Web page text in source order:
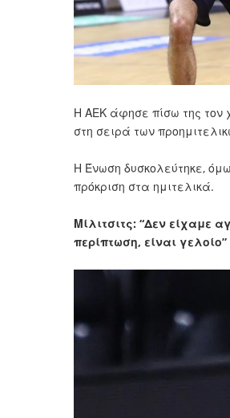
Η ΑΕΚ άφησε πίσω της τον
στη σειρά των
Η Ένωση δυσκολεύτηκε,
πρόκριση στα ημιτελικά.
Μίλιτσιτς: “Δεν είχαμε
περίπτωση, είναι γελοίο”